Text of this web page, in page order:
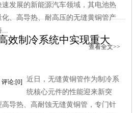
发展的新能源汽车领域，其电池热
、高导热、耐高压的无缝黄铜管产
...
查看全文>>
效制冷系统中实现重大
评论:[0]
近日，无缝黄铜管作为制冷系
统核心元件的性能迎来新突
导热、高耐蚀无缝黄铜管，专门针